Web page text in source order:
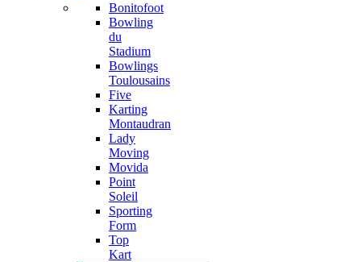
Bonitofoot
Bowling
du
Stadium
Bowlings
Toulousains
Five
Karting
Montaudran
Lady
Moving
Movida
Point
Soleil
Sporting
Form
Top
Kart